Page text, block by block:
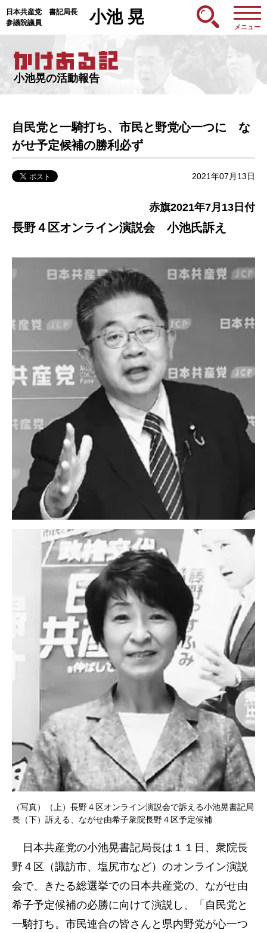
日本共産党 書記局長
参議院議員
小池 晃
メニュー
小池晃の活動報告
自民党と一騎打ち、市民と野党心一つに な
がせ予定候補の勝利必ず
2021年07月13日
赤旗2021年7月13日付
長野４区オンライン演説会 小池氏訴え
（写真）（上）長野４区オンライン演説会で訴える小池晃書記局
長（下）訴える、ながせ由希子衆院長野４区予定候補
日本共産党の小池晃書記局長は１１日、衆院長
野４区（諏訪市、塩尻市など）のオンライン演説
会で、きたる総選挙での日本共産党の、ながせ由
希子予定候補の必勝に向けて演説し、「自民党と
一騎打ち。市民連合の皆さんと県内野党が心一つ